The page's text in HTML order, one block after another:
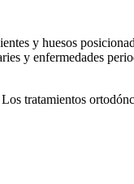
y huesos
y enfermedades
tratamientos